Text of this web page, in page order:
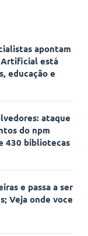
apontam
está
educação e
ataque
do npm
430 bibliotecas
e passa a ser
Veja onde voce